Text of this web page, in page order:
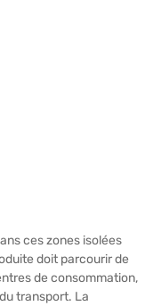
ces zones isolées
doit parcourir de
de consommation,
transport. La